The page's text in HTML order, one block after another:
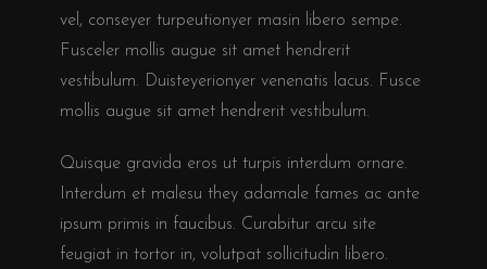
vel, conseyer turpeutionyer masin libero sempe.
Fusceler mollis augue sit amet hendrerit
vestibulum. Duisteyerionyer venenatis lacus. Fusce
mollis augue sit amet hendrerit vestibulum.
Quisque gravida eros ut turpis interdum ornare.
Interdum et malesu they adamale fames ac ante
ipsum primis in faucibus. Curabitur arcu site
feugiat in tortor in, volutpat sollicitudin libero.